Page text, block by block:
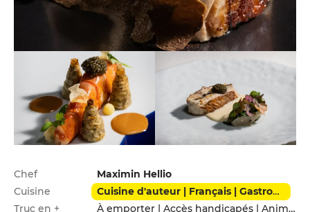
Infos pratiques
Chef
Maximin Hellio
Cuisine
Cuisine d'auteur | Français | Gastronomique | Poissons & Fruits de mer
Truc en +
À emporter | Accès handicapés | Animaux acceptés | Leçons de cuisine | Menu enfants